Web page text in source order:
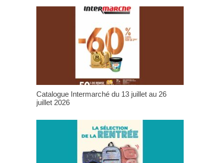
Catalogue Intermarché du 13 juillet au 26
juillet 2026